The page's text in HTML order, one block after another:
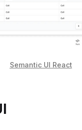
Semantic UI React